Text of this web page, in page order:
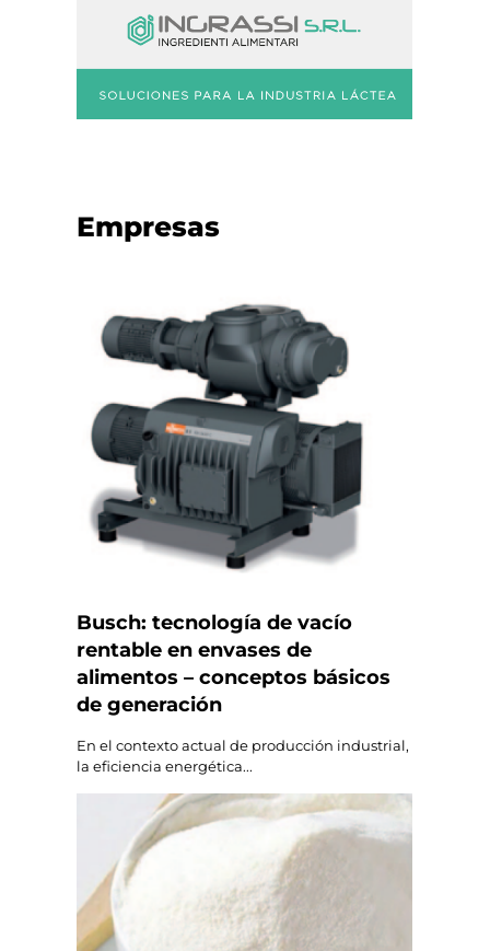
Empresas
Busch: tecnología de vacío
rentable en envases de
alimentos – conceptos básicos
de generación
En el contexto actual de producción industrial,
la eficiencia energética...